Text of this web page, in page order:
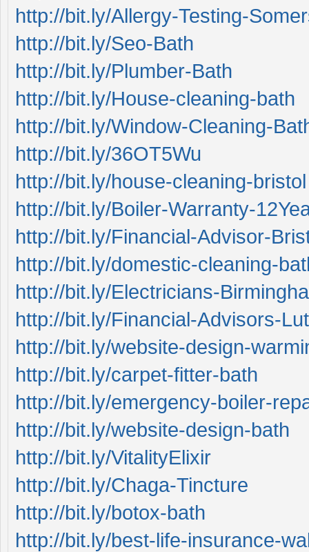
http://bit.ly/Allergy-Testing-
http://bit.ly/Seo-Bath
http://bit.ly/Plumber-Bath
http://bit.ly/House-cleaning-bath
http://bit.ly/Window-Cleaning-
http://bit.ly/36OT5Wu
http://bit.ly/house-cleaning-bristol
http://bit.ly/Boiler-Warranty-
http://bit.ly/Financial-Advisor-
http://bit.ly/domestic-cleaning-
http://bit.ly/Electricians-
http://bit.ly/Financial-Advisors-
http://bit.ly/website-design-
http://bit.ly/carpet-fitter-bath
http://bit.ly/emergency-boiler-
http://bit.ly/website-design-bath
http://bit.ly/VitalityElixir
http://bit.ly/Chaga-Tincture
http://bit.ly/botox-bath
http://bit.ly/best-life-insurance-